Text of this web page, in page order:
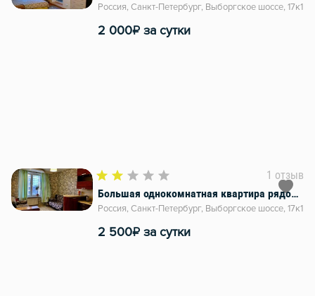
Россия, Санкт-Петербург, Выборгское шоссе, 17к1
2 000₽ за сутки
1 отзыв
Большая однокомнатная квартира рядом с метро
Россия, Санкт-Петербург, Выборгское шоссе, 17к1
2 500₽ за сутки